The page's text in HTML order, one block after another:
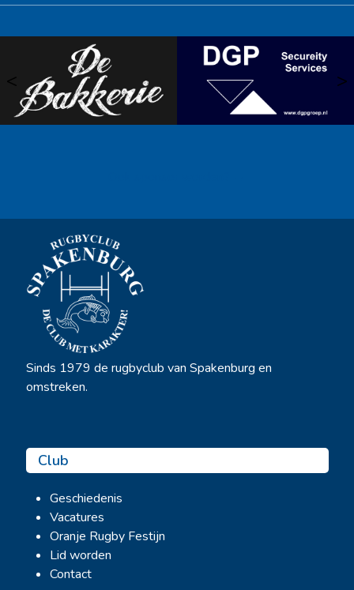
< >
Sinds 1979 de rugbyclub van Spakenburg en
omstreken.
Club
Geschiedenis
Vacatures
Oranje Rugby Festijn
Lid worden
Contact